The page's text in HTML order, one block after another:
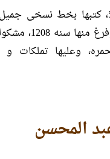
رقم 20148-5، کتبها بخط
حاج صانع وفرغ
وعلیها
المحسن